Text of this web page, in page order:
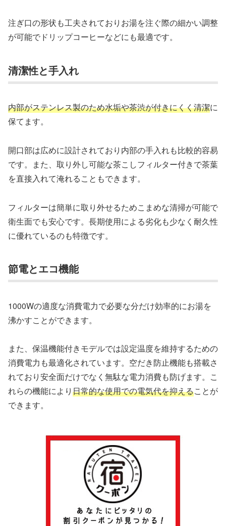
注ぎ口の形状も工夫されておりお湯を注ぐ際の細かい調整
が可能でドリップコーヒーなどにも最適です。
清潔性と手入れ
内部がステンレス製のため水垢や茶渋が付きにくく清潔に
保てます。
開口部は広めに設計されており内部の手入れも比較的容易
です。また、取り外し可能な茶こしフィルター付きで茶葉
を直接入れて淹れることもできます。
フィルターは簡単に取り外せるためこまめな清掃が可能で
衛生面でも安心です。長期使用による劣化も少なく耐久性
に優れているのも特徴です。
節電とエコ機能
1000Wの適度な消費電力で必要な分だけ効率的にお湯を
沸かすことができます。
また、保温機能付きモデルでは設定温度を維持するための
消費電力も最適化されています。空だき防止機能も搭載さ
れており安全面だけでなく無駄な電力消費も防げます。こ
れらの機能により日常的な使用での電気代を抑えることが
できます。